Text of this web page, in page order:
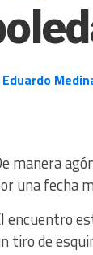
Eduardo
manera
una fecha
encuentro
tiro de